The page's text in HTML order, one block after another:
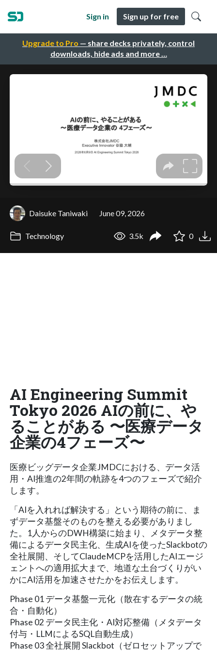
Upgrade to Pro — share decks privately, control
downloads, hide ads and more …
Sign in Sign up for free
Daisuke Taniwaki June 09, 2026
Technology 3.5k 0
AI Engineering Summit
Tokyo 2026 AIの前に、や
ることがある 〜医療データ
企業の4フェーズ〜
医療ビッグデータ企業JMDCにおける、データ活
用・AI推進の2年間の軌跡を4つのフェーズで紹介
します。
「AIを入れれば解決する」という期待の前に、ま
ずデータ基盤そのものを整える必要がありまし
た。1人からのDWH構築に始まり、メタデータ整
備によるデータ民主化、生成AIを使ったSlackbotの
全社展開、そしてClaudeMCPを活用したAIエージ
ェントへの適用拡大まで、地道な土台づくりがい
かにAI活用を加速させたかをお伝えします。
Phase 01 データ基盤一元化（散在するデータの統
合・自動化）
Phase 02 データ民主化・AI対応整備（メタデータ
付与・LLMによるSQL自動生成）
Phase 03 全社展開 Slackbot（ゼロセットアップで